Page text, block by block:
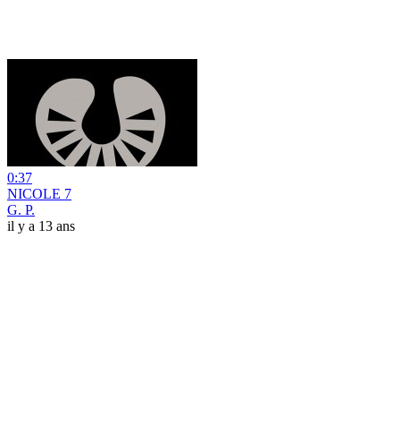
0:37
NICOLE 7
G. P.
il y a 13 ans